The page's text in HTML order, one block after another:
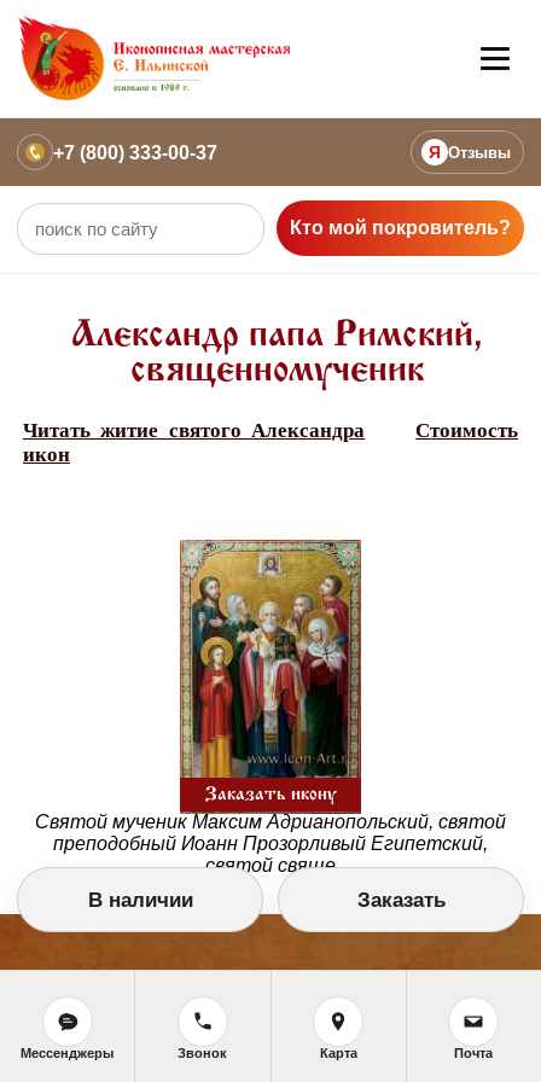
+7 (800) 333-00-37 Я Отзывы
Кто мой покровитель?
Александр папа Римский,
священномученик
Читать житие святого Александра
Стоимость
икон
Заказать икону
Святой мученик Максим Адрианопольский, святой
преподобный Иоанн Прозорливый Египетский,
святой свяще
В наличии Заказать
Мессенджеры Звонок Карта Почта